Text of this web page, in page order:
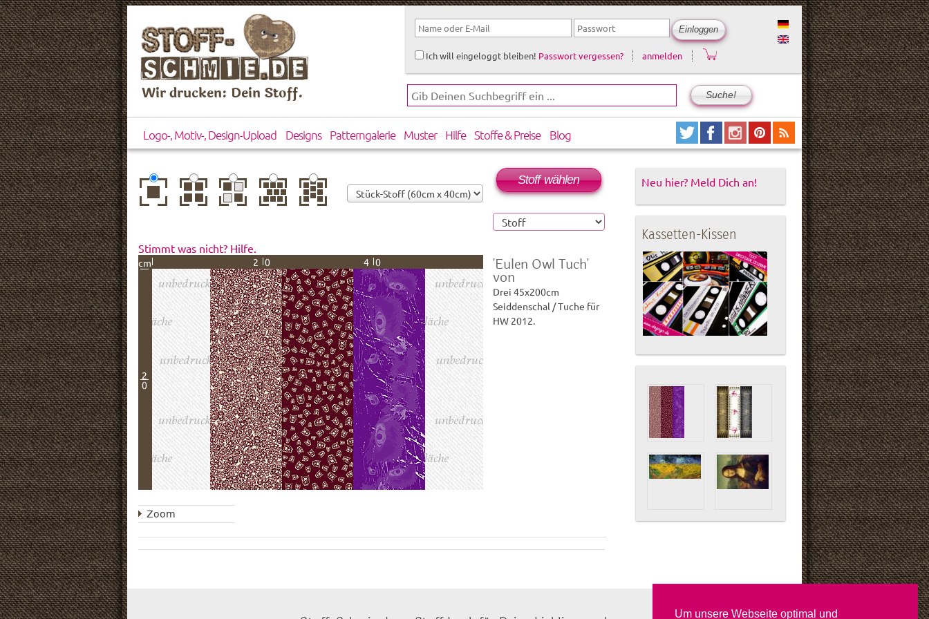
Um unsere Webseite optimal und
Wir drucken: Dein Stoff.
Ich will eingeloggt bleiben! Passwort vergessen? anmelden
Logo-, Motiv-, Design-Upload Designs Patterngalerie Muster Hilfe Stoffe & Preise Blog
zentriert
einfach
wiederholt
gespiegelthorizontal
versetzt
vertikal
versetzt
Stimmt was nicht? Hilfe.
cm 20 40
2
0
Stoff wählen
'Eulen Owl Tuch'
von
Drei 45x200cm
Seiddenschal / Tuche für
HW 2012.
Zoom
Neu hier? Meld Dich an!
Kassetten-Kissen